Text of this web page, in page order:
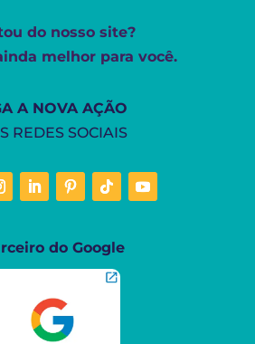
do nosso site?
melhor para você.
A NOVA AÇÃO
REDES SOCIAIS
do Google